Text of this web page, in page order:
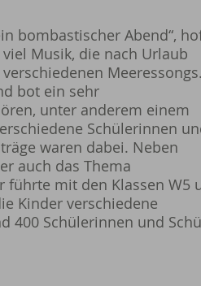
bombastischer Abend“,
Musik, die nach Urlaub
Meeressongs.
bot ein sehr
unter anderem einem
Schülerinnen
waren dabei. Neben
auch das Thema
führte mit den Klassen W5
Kinder verschiedene
400 Schülerinnen und